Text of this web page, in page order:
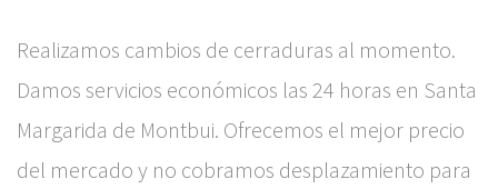
Realizamos cambios de cerraduras al momento.
Damos servicios económicos las 24 horas en Santa
Margarida de Montbui. Ofrecemos el mejor precio
del mercado y no cobramos desplazamiento para